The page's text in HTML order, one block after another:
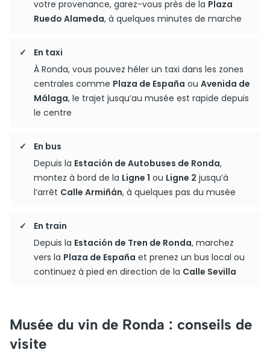
votre provenance, garez-vous près de la Plaza
Ruedo Alameda, à quelques minutes de marche
En taxi
À Ronda, vous pouvez héler un taxi dans les zones
centrales comme Plaza de España ou Avenida de
Málaga, le trajet jusqu’au musée est rapide depuis
le centre
En bus
Depuis la Estación de Autobuses de Ronda,
montez à bord de la Ligne 1 ou Ligne 2 jusqu’à
l’arrêt Calle Armiñán, à quelques pas du musée
En train
Depuis la Estación de Tren de Ronda, marchez
vers la Plaza de España et prenez un bus local ou
continuez à pied en direction de la Calle Sevilla
Musée du vin de Ronda : conseils de
visite